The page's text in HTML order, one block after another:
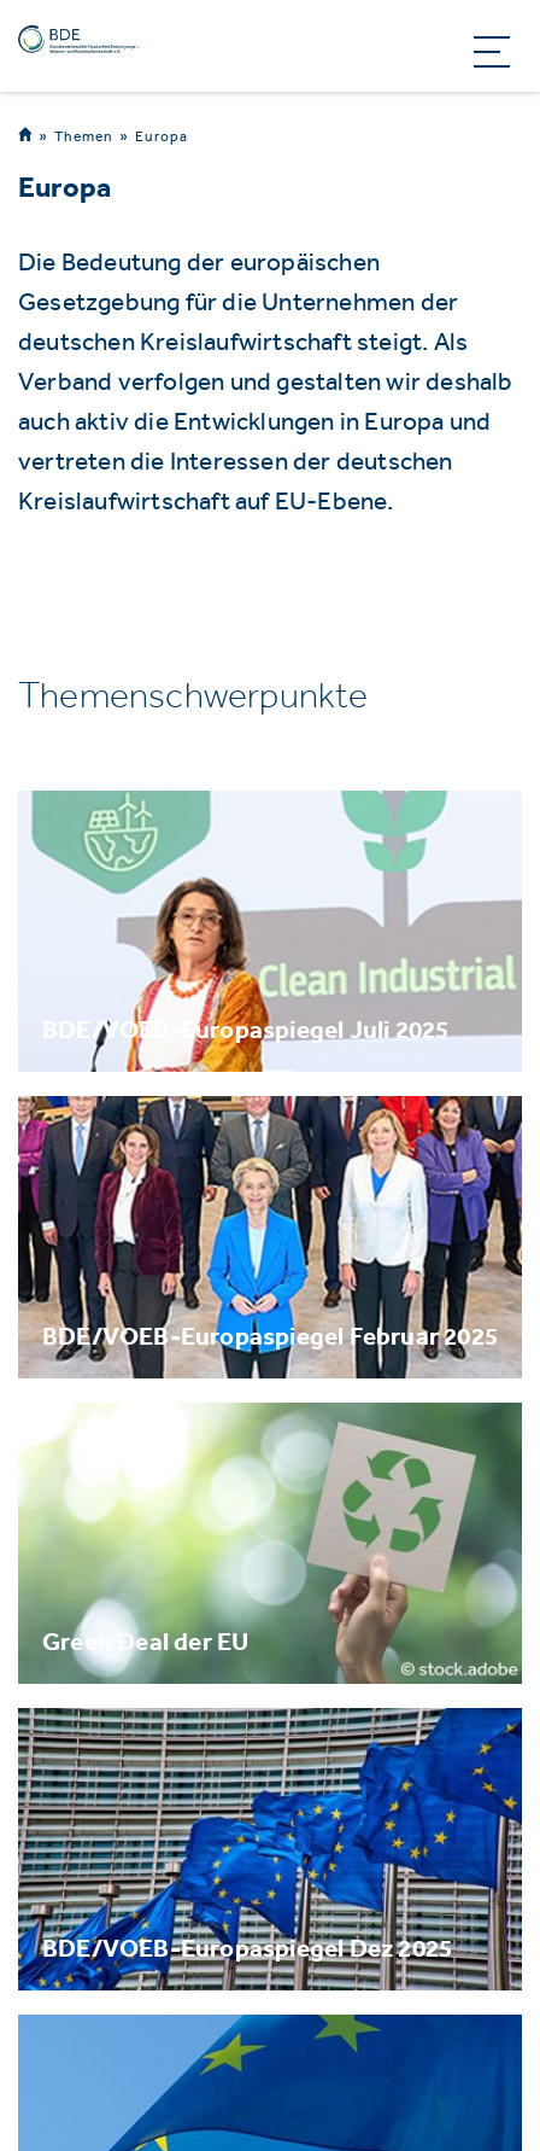
Themen Europa
Europa
Die Bedeutung der europäischen
Gesetzgebung für die Unternehmen der
deutschen Kreislaufwirtschaft steigt. Als
Verband verfolgen und gestalten wir deshalb
auch aktiv die Entwicklungen in Europa und
vertreten die Interessen der deutschen
Kreislaufwirtschaft auf EU-Ebene.
Themenschwerpunkte
BDE/VOEB-Europaspiegel Juli 2025
BDE/VOEB-Europaspiegel Februar 2025
Green Deal der EU
BDE/VOEB-Europaspiegel Dez 2025